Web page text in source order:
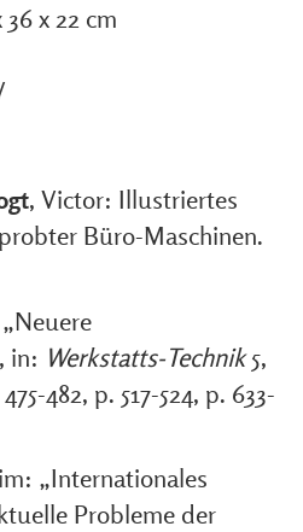
36 x 22 cm
, Victor: Illustriertes
Büro-Maschinen.
in: Werkstatts-Technik5,
482, p. 517-524, p. 633-
„Internationales
Probleme der